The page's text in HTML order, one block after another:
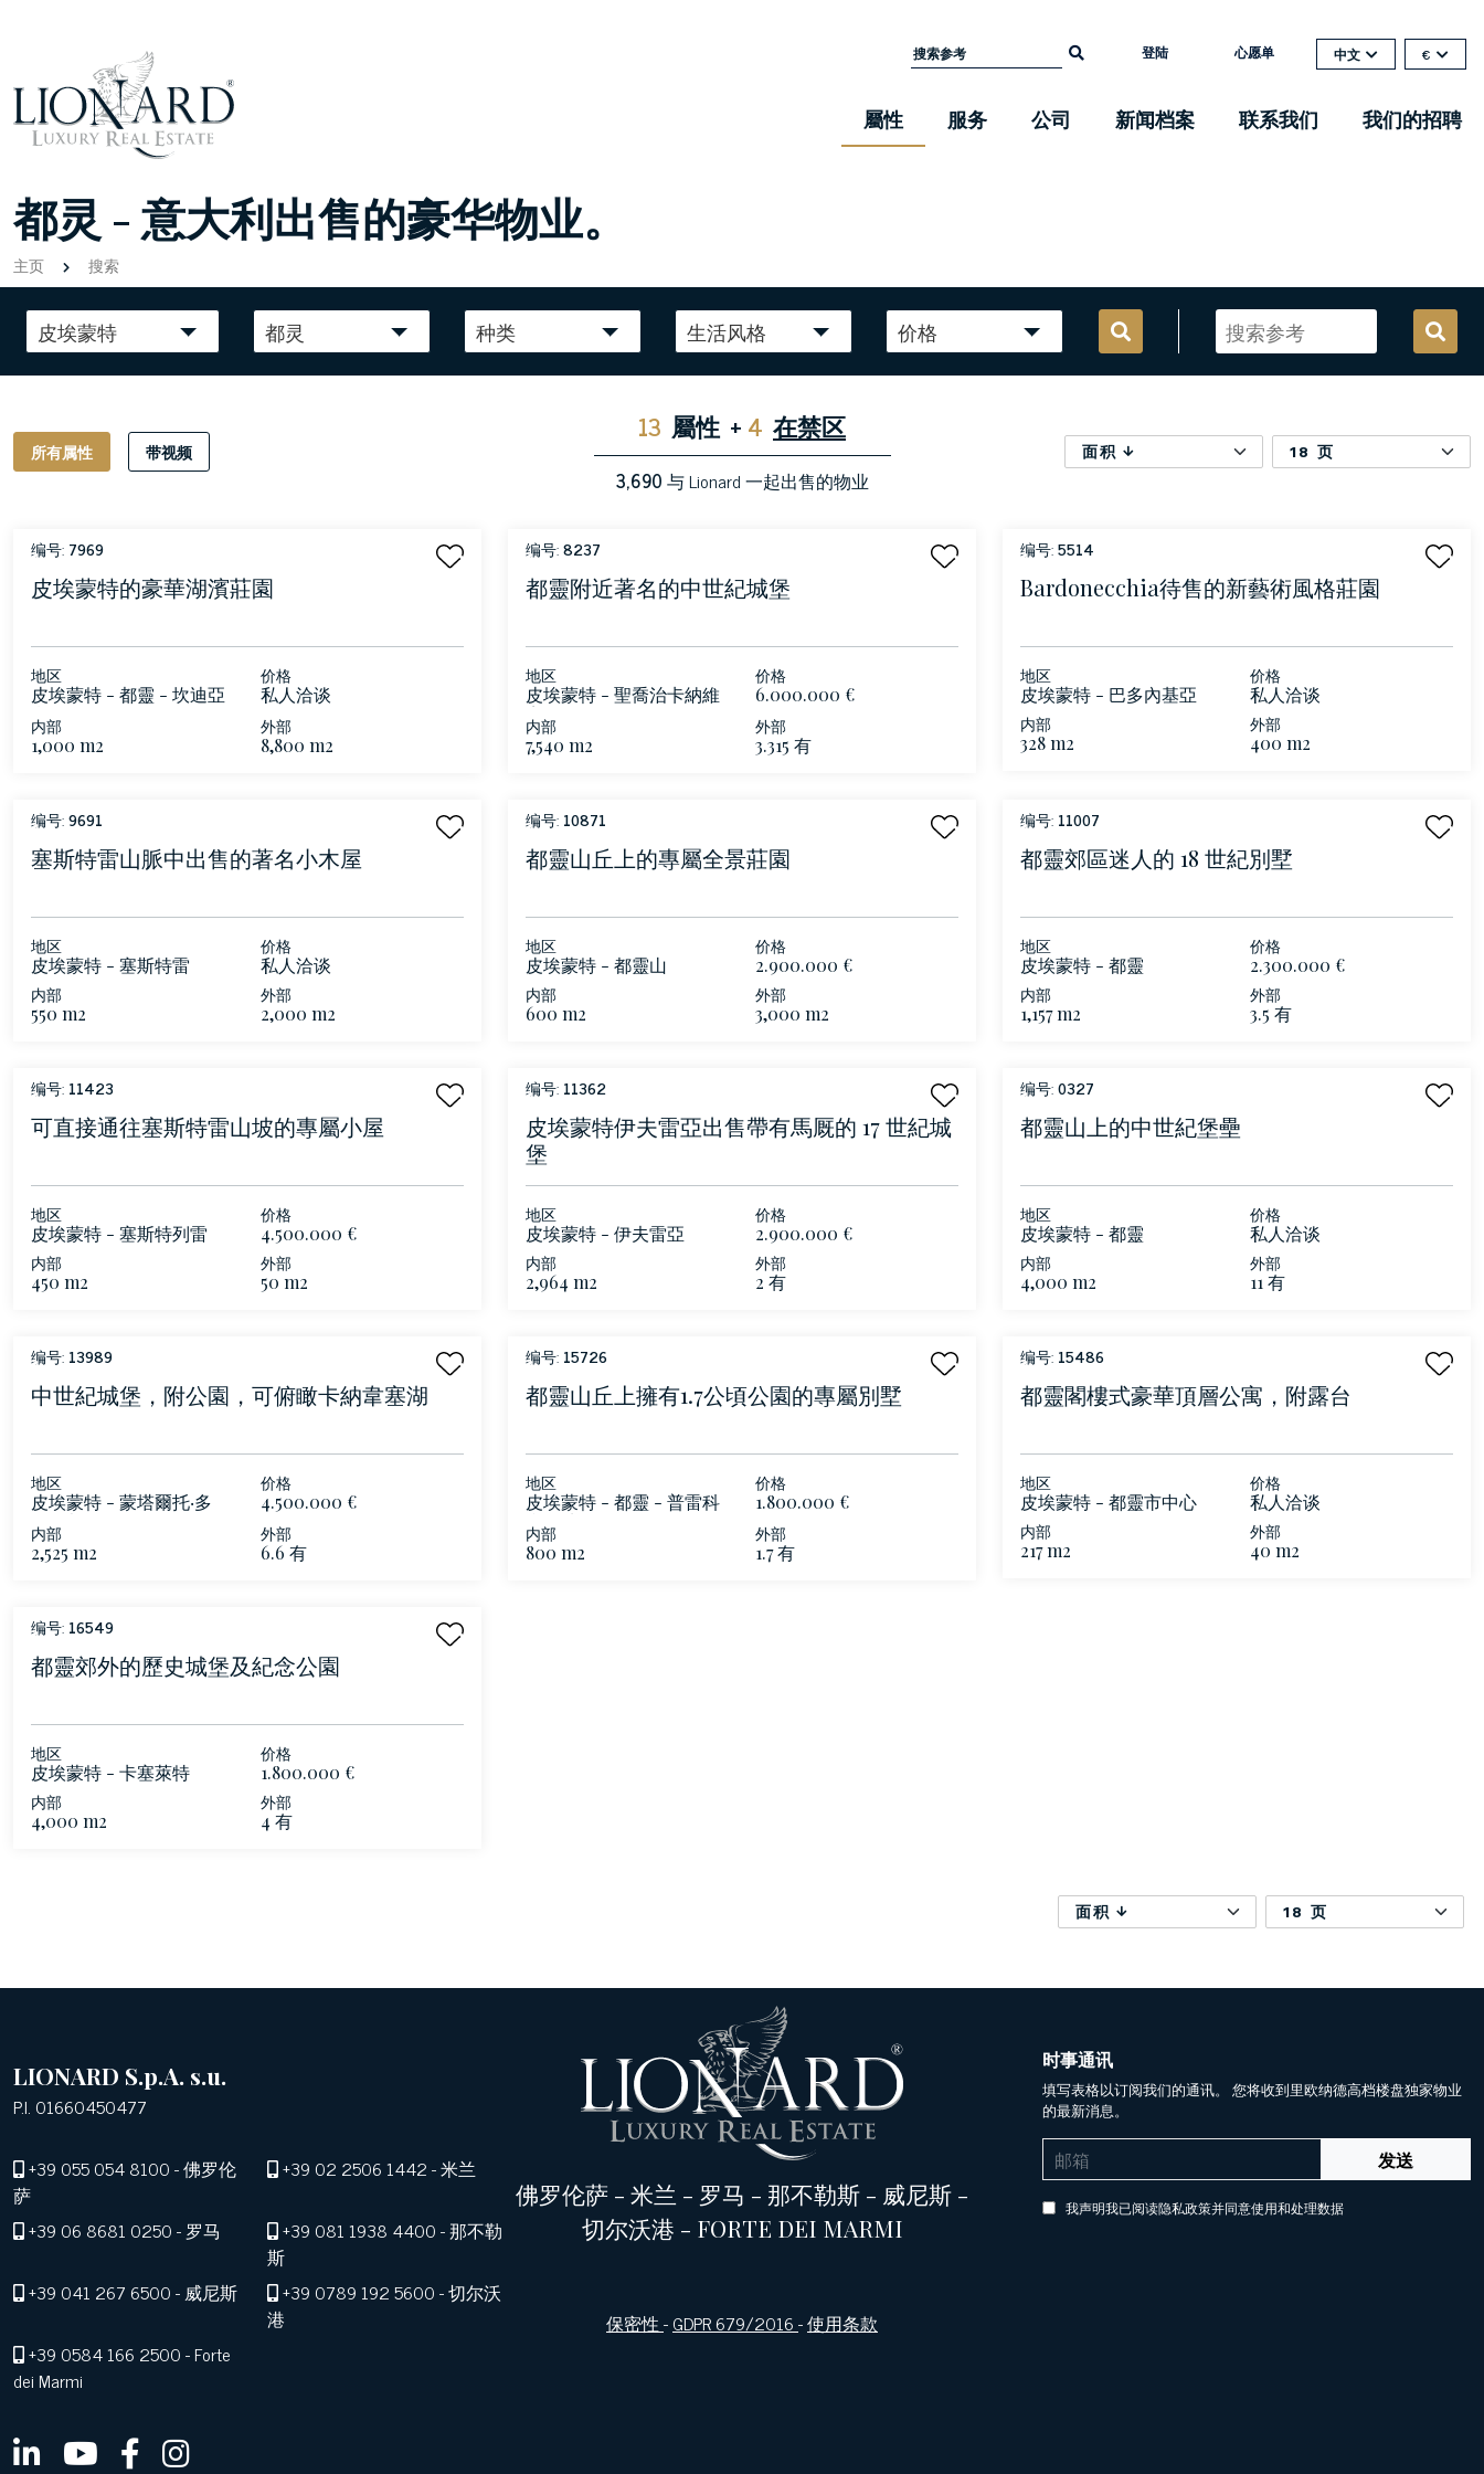
登陆 心愿单 中文 €
屬性 服务 公司 新闻档案 联系我们 我们的招聘
都灵 - 意大利出售的豪华物业。
主页 搜索
皮埃蒙特 都灵 种类 生活风格 价格
所有属性 带视频
13 屬性 + 4 在禁区
3,690与 Lionard 一起出售的物业
面积 18 页
编号: 7969
皮埃蒙特的豪華湖濱莊園
地区
皮埃蒙特 - 都靈 - 坎迪亞
湖
价格
私人洽谈
内部
1,000 m2
外部
8,800 m2
编号:8237
都靈附近著名的中世紀城堡
地区
皮埃蒙特 - 聖喬治卡納維
塞
价格
6.000.000 €
内部
7,540 m2
外部
3.315 有
编号:5514
Bardonecchia待售的新藝術風格莊園
地区
皮埃蒙特 - 巴多內基亞
价格
私人洽谈
内部
328 m2
外部
400 m2
编号:9691
塞斯特雷山脈中出售的著名小木屋
地区
皮埃蒙特 - 塞斯特雷
价格
私人洽谈
内部
550 m2
外部
2,000 m2
编号: 10871
都靈山丘上的專屬全景莊園
地区
皮埃蒙特 - 都靈山
价格
2.900.000 €
内部
600 m2
外部
3,000 m2
编号: 11007
都靈郊區迷人的 18 世紀別墅
地区
皮埃蒙特 - 都靈
价格
2.300.000 €
内部
1,157 m2
外部
3.5 有
编号: 11423
可直接通往塞斯特雷山坡的專屬小屋
地区
皮埃蒙特 - 塞斯特列雷
价格
4.500.000 €
内部
450 m2
外部
50 m2
编号: 11362
皮埃蒙特伊夫雷亞出售帶有馬厩的 17 世紀城
堡
地区
皮埃蒙特 - 伊夫雷亞
价格
2.900.000 €
内部
2,964 m2
外部
2 有
编号:0327
都靈山上的中世紀堡壘
地区
皮埃蒙特 - 都靈
价格
私人洽谈
内部
4,000 m2
外部
11 有
编号: 13989
中世紀城堡，附公園，可俯瞰卡納韋塞湖
地区
皮埃蒙特 - 蒙塔爾托‧多
拉，都靈
价格
4.500.000 €
内部
2,525 m2
外部
6.6 有
编号: 15726
都靈山丘上擁有1.7公頃公園的專屬別墅
地区
皮埃蒙特 - 都靈 - 普雷科
利納地區
价格
1.800.000 €
内部
800 m2
外部
1.7 有
编号: 15486
都靈閣樓式豪華頂層公寓，附露台
地区
皮埃蒙特 - 都靈市中心
价格
私人洽谈
内部
217 m2
外部
40 m2
编号: 16549
都靈郊外的歷史城堡及紀念公園
地区
皮埃蒙特 - 卡塞萊特
价格
1.800.000 €
内部
4,000 m2
外部
4 有
面积 18 页
LIONARD S.p.A. s.u.
P.I. 01660450477
+39 055 054 8100- 佛罗伦
萨
+39 02 2506 1442- 米兰
+39 06 8681 0250- 罗马 +39 081 1938 4400- 那不勒
斯
+39 041 267 6500- 威尼斯 +39 0789 192 5600- 切尔沃
港
+39 0584 166 2500- Forte
dei Marmi
佛罗伦萨 - 米兰 - 罗马 - 那不勒斯 - 威尼斯 -
切尔沃港 - FORTE DEI MARMI
保密性-GDPR 679/2016-使用条款
时事通讯
填写表格以订阅我们的通讯。 您将收到里欧纳德高档楼盘独家物业
的最新消息。
发送
我声明我已阅读隐私政策并同意使用和处理数据